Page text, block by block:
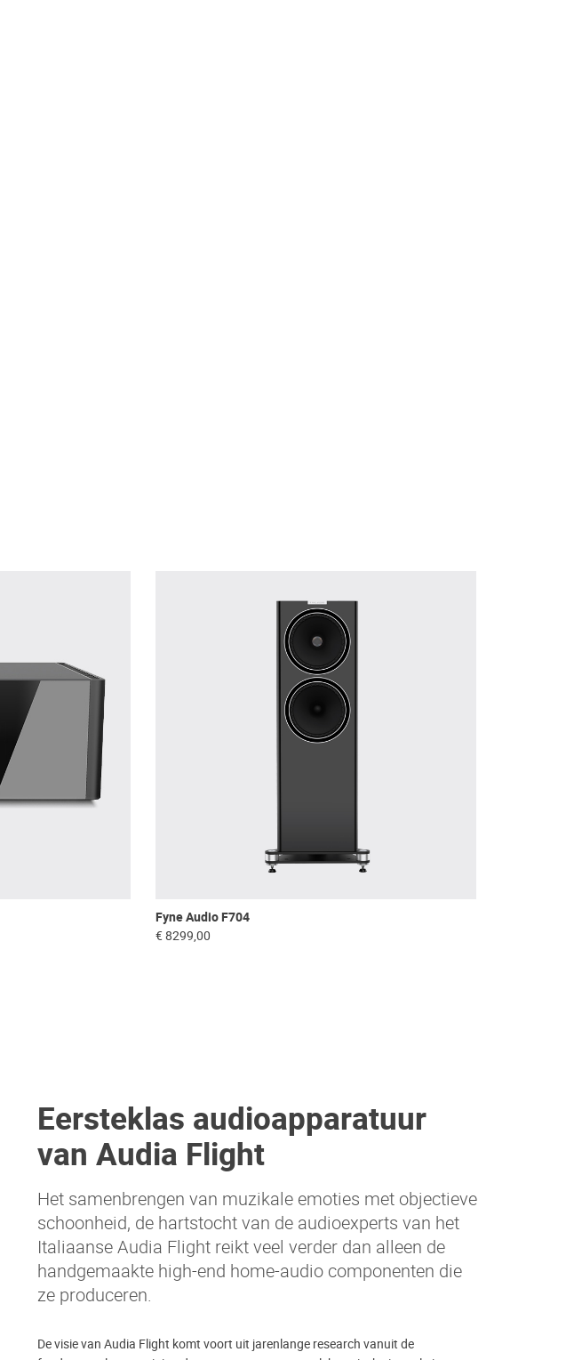
Fyne Audio F704
€ 8299,00
Eersteklas audioapparatuur
van Audia Flight
Het samenbrengen van muzikale emoties met objectieve
schoonheid, de hartstocht van de audioexperts van het
Italiaanse Audia Flight reikt veel verder dan alleen de
handgemaakte high-end home-audio componenten die
ze produceren.
De visie van Audia Flight komt voort uit jarenlange research vanuit de